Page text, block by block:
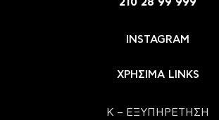
210 28 99 999
INSTAGRAM
ΧΡΗΣΙΜΑ LINKS
Κ – ΕΞΥΠΗΡΕΤΗΣΗ